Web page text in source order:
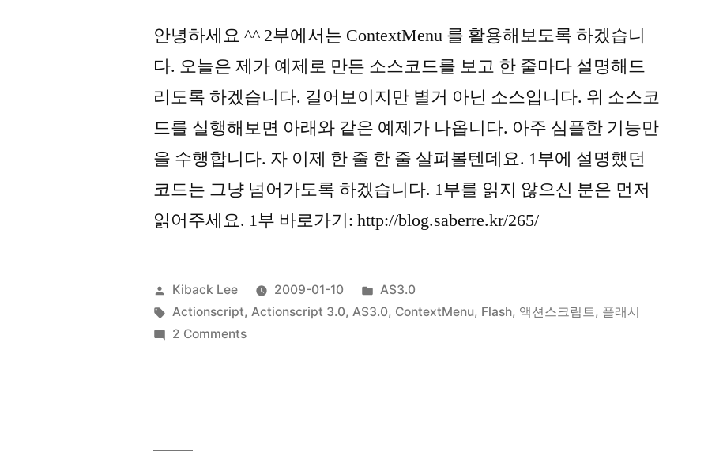
안녕하세요 ^^ 2부에서는 ContextMenu 를 활용해보도록 하겠습니
다. 오늘은 제가 예제로 만든 소스코드를 보고 한 줄마다 설명해드
리도록 하겠습니다. 길어보이지만 별거 아닌 소스입니다. 위 소스코
드를 실행해보면 아래와 같은 예제가 나옵니다. 아주 심플한 기능만
을 수행합니다. 자 이제 한 줄 한 줄 살펴볼텐데요. 1부에 설명했던
코드는 그냥 넘어가도록 하겠습니다. 1부를 읽지 않으신 분은 먼저
읽어주세요. 1부 바로가기: http://blog.saberre.kr/265/
Posted
by
Kiback Lee 2009-01-10
Posted
in
AS3.0
Tags:
Actionscript,Actionscript 3.0,AS3.0, ContextMenu, Flash, 액션스크립트, 플래시
2 Commentson